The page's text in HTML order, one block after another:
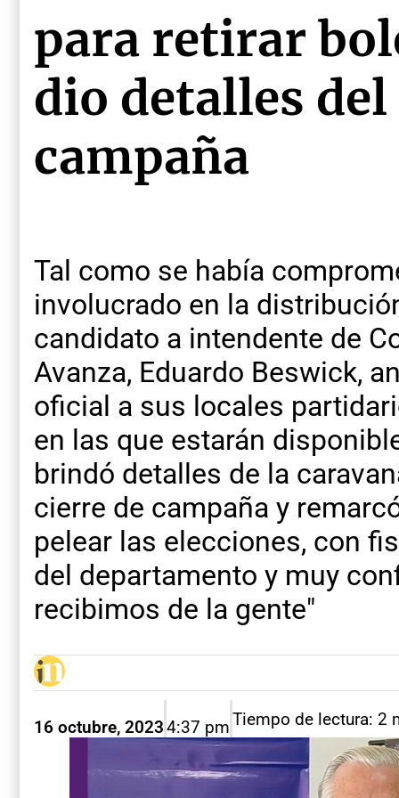
para retirar
dio detalles
campaña
Tal como se había
involucrado en la
candidato a intendente de
Avanza, Eduardo Beswick,
oficial a sus locales
en las que estarán
brindó detalles de la
cierre de campaña y
pelear las elecciones, con
del departamento y muy
recibimos de la gente"
16 octubre, 20234:37 pmTiempo de lectura: 2